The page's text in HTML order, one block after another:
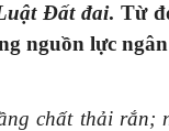
lý
Đất đai. Từ
nguồn lực ngân
chất thải rắn;